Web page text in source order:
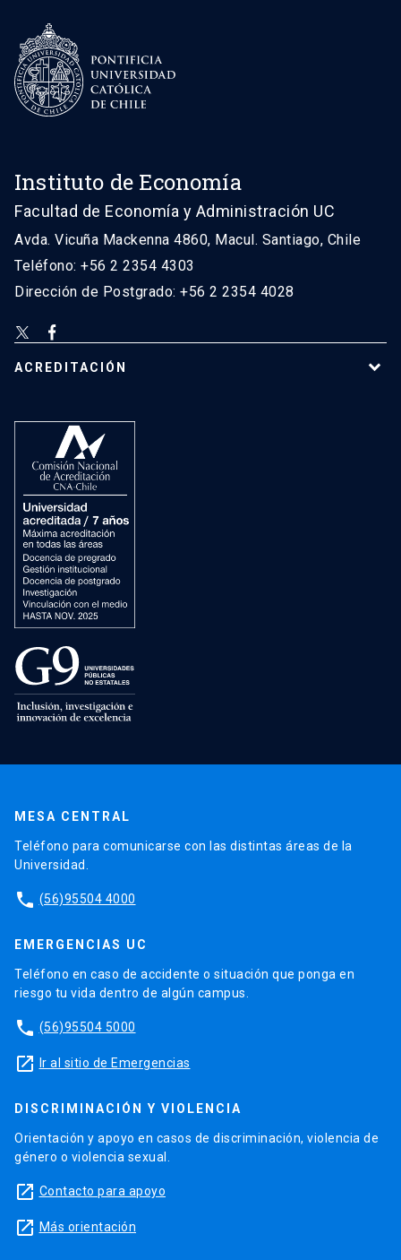
Instituto de Economía
Facultad de Economía y Administración UC
Avda. Vicuña Mackenna 4860, Macul. Santiago, Chile
Teléfono: +56 2 2354 4303
Dirección de Postgrado: +56 2 2354 4028
ACREDITACIÓN
MESA CENTRAL
Teléfono para comunicarse con las distintas áreas de la
Universidad.
phone (56)95504 4000
EMERGENCIAS UC
Teléfono en caso de accidente o situación que ponga en
riesgo tu vida dentro de algún campus.
phone (56)95504 5000
launch Ir al sitio de Emergencias
DISCRIMINACIÓN Y VIOLENCIA
Orientación y apoyo en casos de discriminación, violencia de
género o violencia sexual.
launch Contacto para apoyo
launch Más orientación